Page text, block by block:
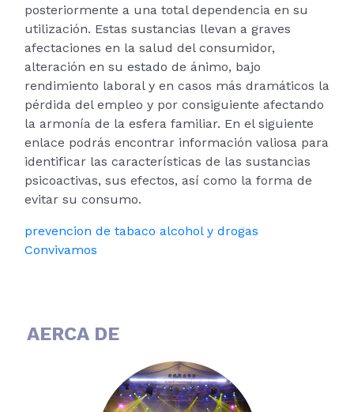
AERCA DE
posteriormente a una total dependencia en su
utilización. Estas sustancias llevan a graves
afectaciones en la salud del consumidor,
alteración en su estado de ánimo, bajo
rendimiento laboral y en casos más dramáticos la
pérdida del empleo y por consiguiente afectando
la armonía de la esfera familiar. En el siguiente
enlace podrás encontrar información valiosa para
identificar las características de las sustancias
psicoactivas, sus efectos, así como la forma de
evitar su consumo.
prevencion de tabaco alcohol y drogas
Convivamos